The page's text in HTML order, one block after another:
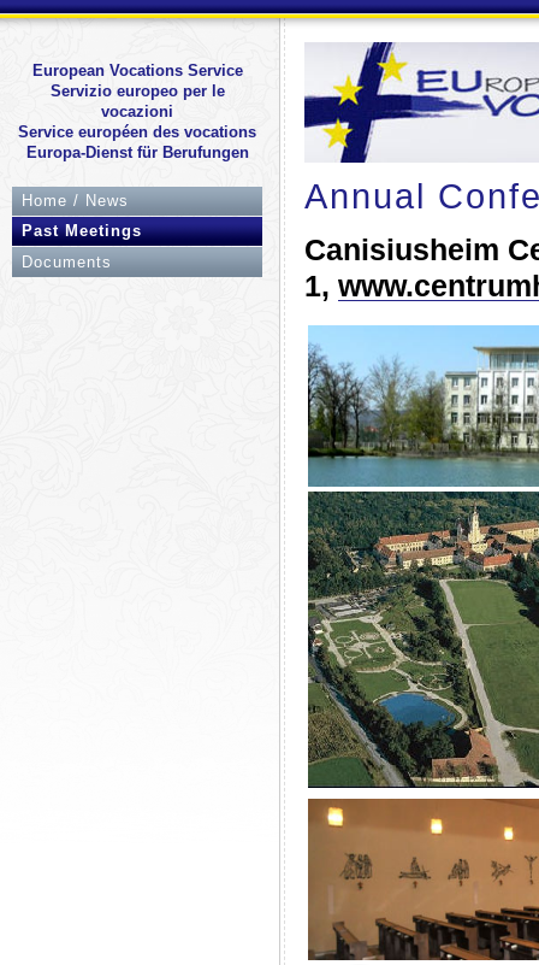
Annual
Canisiusheim
1,
European Vocations Service
Servizio europeo per le
vocazioni
Service européen des vocations
Europa-Dienst für Berufungen
Home / News
Past Meetings
Documents